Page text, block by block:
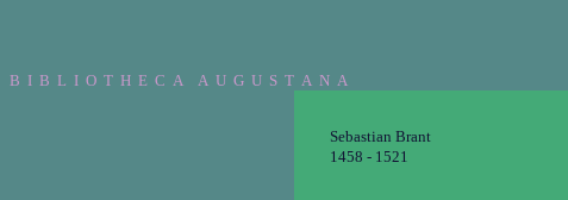
B I B L I O T H E C A A U G U S T A N A
Sebastian Brant
1458 - 1521